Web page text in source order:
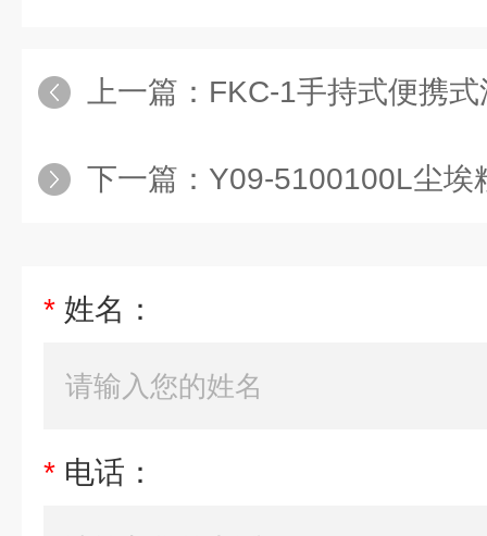
上一篇： FKC-1手持式便携
下一篇： Y09-5100100L尘埃
* 姓名：
* 电话：